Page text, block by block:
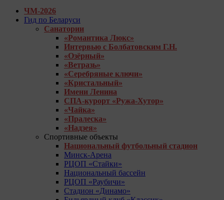
ЧМ-2026
Гид по Беларуси
Санатории
«Романтика Люкс»
Интервью с Болбатовским Г.Н.
«Озёрный»
«Ветразь»
«Серебряные ключи»
«Кристальный»
Имени Ленина
СПА-курорт «Ружа-Хутор»
«Чайка»
«Пралеска»
«Надзея»
Спортивные объекты
Национальный футбольный стадион
Минск-Арена
РЦОП «Стайки»
Национальный бассейн
РЦОП «Раубичи»
Стадион «Динамо»